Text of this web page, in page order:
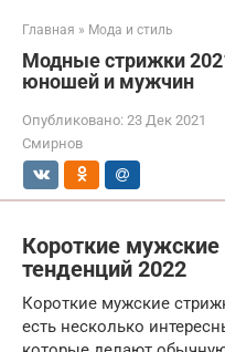
Главная » Мода и стиль
Модные стрижки
юношей и мужчин
Опубликовано: 23 Дек 2021
Смирнов
Короткие
тенденций 2022
Короткие мужские
есть несколько